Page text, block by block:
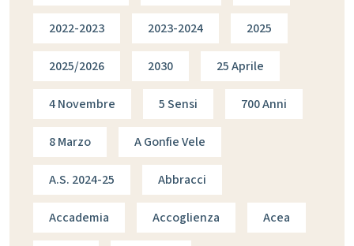
2022-2023 2023-2024 2025
2025/2026 2030 25 Aprile
4 Novembre 5 Sensi 700 Anni
8 Marzo A Gonfie Vele
A.s. 2024-25 Abbracci
Accademia Accoglienza Acea